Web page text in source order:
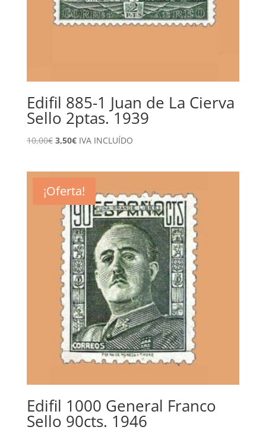
Edifil 885-1 Juan de La Cierva
Sello 2ptas. 1939
10,00€ El
10,00€.
3,50€El
3,50€.
IVA INCLUÍDO
¡Oferta!
Edifil 1000 General Franco
Sello 90cts. 1946